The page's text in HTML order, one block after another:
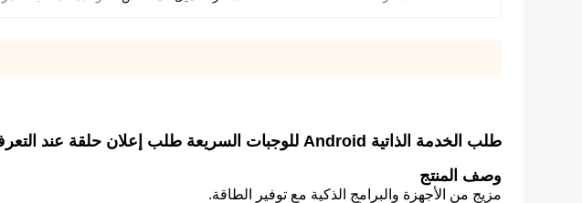
طلب الخدمة الذاتية Android للوجبات السريعة طلب إعلان حلقة عند التعرف على الوجوه الخاملة ؛تحليل البيانات الضخمة
وصف المنتج
مزيج من الأجهزة والبرامج الذكية مع توفير الطاقة.